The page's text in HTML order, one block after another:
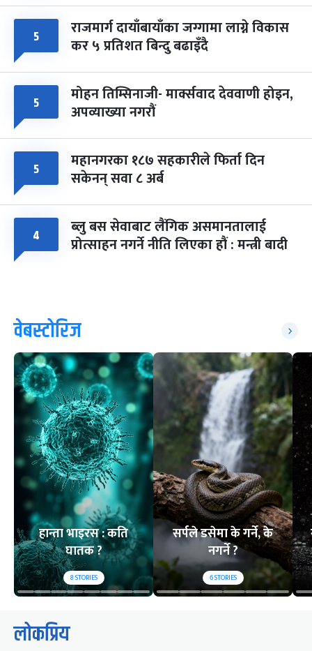
५ राजमार्ग दायाँबायाँका जग्गामा लाग्ने विकास
कर ५ प्रतिशत बिन्दु बढाइँदै
५ मोहन तिम्सिनाजी- मार्क्सवाद देववाणी होइन,
अपव्याख्या नगरौं
५ महानगरका १८७ सहकारीले फिर्ता दिन
सकेनन् सवा ८ अर्ब
४ ब्लु बस सेवाबाट लैंगिक असमानतालाई
प्रोत्साहन नगर्ने नीति लिएका हौं : मन्त्री बादी
वेबस्टोरिज
हान्ता भाइरस : कति
घातक ?
8STORIES
सर्पले डसेमा के गर्ने, के
नगर्ने ?
6STORIES
लोकप्रिय